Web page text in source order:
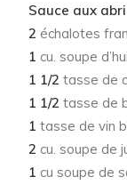
Sauce aux
2 échalotes
1 cu. soupe
1 1/2 tasse de
1 1/2 tasse de
1 tasse de vin
2 cu. soupe de
1 cu soupe de